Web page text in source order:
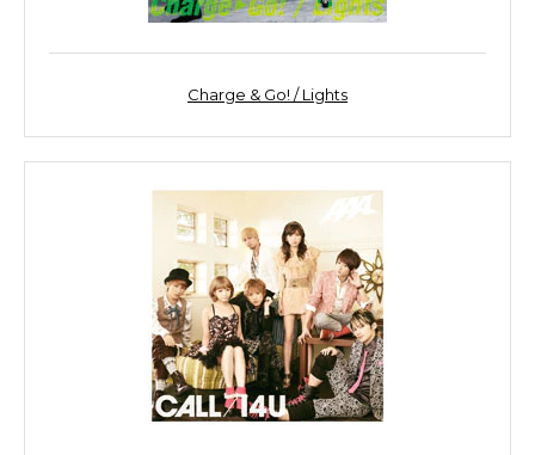
Charge & Go! / Lights